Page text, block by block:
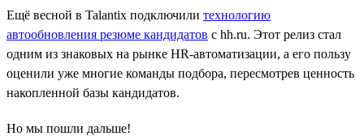
Ещё весной в Talantix подключили технологию
автообновления резюме кандидатов с hh.ru. Этот релиз стал
одним из знаковых на рынке HR-автоматизации, а его пользу
оценили уже многие команды подбора, пересмотрев ценность
накопленной базы кандидатов.
Но мы пошли дальше!